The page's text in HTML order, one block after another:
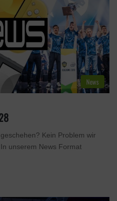
News
Kein Problem wir
unserem News Format